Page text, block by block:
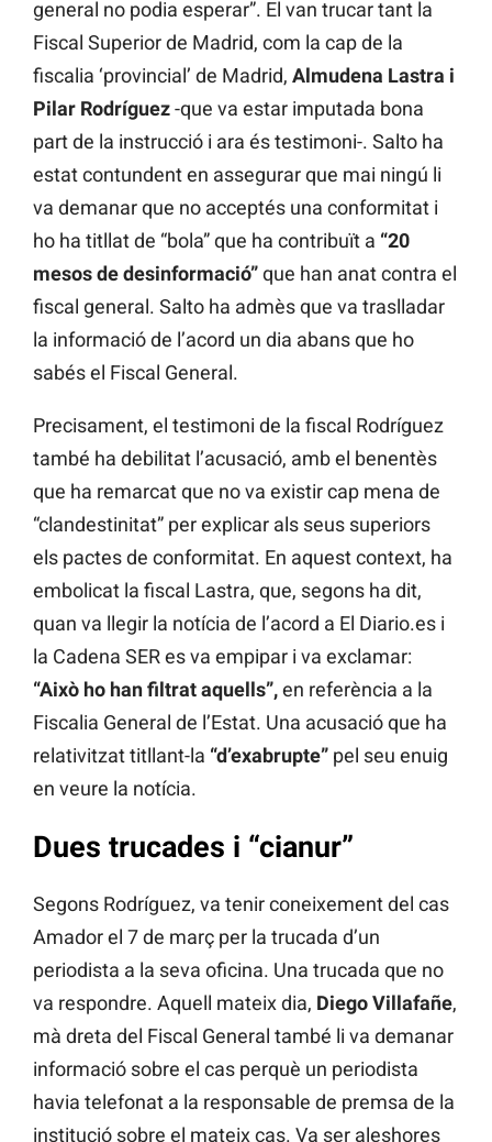
general no podia esperar”. El van trucar tant la
Fiscal Superior de Madrid, com la cap de la
fiscalia ‘provincial’ de Madrid, Almudena Lastra i
Pilar Rodríguez-que va estar imputada bona
part de la instrucció i ara és testimoni-. Salto ha
estat contundent en assegurar que mai ningú li
va demanar que no acceptés una conformitat i
ho ha titllat de “bola” que ha contribuït a “20
mesos de desinformació”que han anat contra el
fiscal general. Salto ha admès que va traslladar
la informació de l’acord un dia abans que ho
sabés el Fiscal General.
Precisament, el testimoni de la fiscal Rodríguez
també ha debilitat l’acusació, amb el benentès
que ha remarcat que no va existir cap mena de
“clandestinitat” per explicar als seus superiors
els pactes de conformitat. En aquest context, ha
embolicat la fiscal Lastra, que, segons ha dit,
quan va llegir la notícia de l’acord a El Diario.es i
la Cadena SER es va empipar i va exclamar:
“Això ho han filtrat aquells”,en referència a la
Fiscalia General de l’Estat. Una acusació que ha
relativitzat titllant-la “d’exabrupte” pel seu enuig
en veure la notícia.
Dues trucades i “cianur”
Segons Rodríguez, va tenir coneixement del cas
Amador el 7 de març per la trucada d’un
periodista a la seva oficina. Una trucada que no
va respondre. Aquell mateix dia, Diego Villafañe,
mà dreta del Fiscal General també li va demanar
informació sobre el cas perquè un periodista
havia telefonat a la responsable de premsa de la
institució sobre el mateix cas. Va ser aleshores